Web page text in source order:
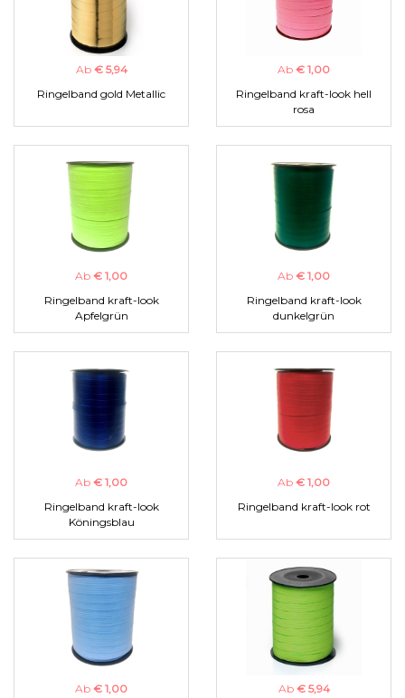
Ab € 5,94
Ringelband gold Metallic
Ab € 1,00
Ringelband kraft-look hell
rosa
Ab € 1,00
Ringelband kraft-look
Apfelgrün
Ab € 1,00
Ringelband kraft-look
dunkelgrün
Ab € 1,00
Ringelband kraft-look
Köningsblau
Ab € 1,00
Ringelband kraft-look rot
Ab € 1,00 Ab € 5,94